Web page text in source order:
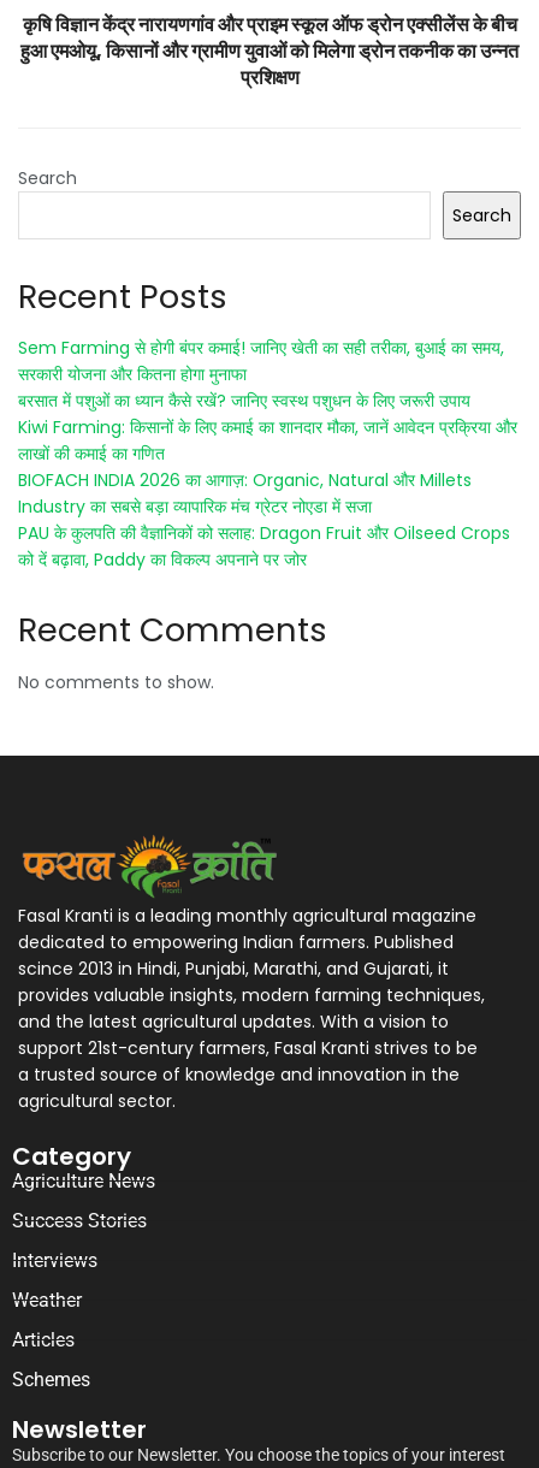
कृषि विज्ञान केंद्र नारायणगांव और प्राइम स्कूल ऑफ ड्रोन एक्सीलेंस के बीच
हुआ एमओयू, किसानों और ग्रामीण युवाओं को मिलेगा ड्रोन तकनीक का उन्नत
प्रशिक्षण
Search
Search
Recent Posts
Sem Farming से होगी बंपर कमाई! जानिए खेती का सही तरीका, बुआई का समय,
सरकारी योजना और कितना होगा मुनाफा
बरसात में पशुओं का ध्यान कैसे रखें? जानिए स्वस्थ पशुधन के लिए जरूरी उपाय
Kiwi Farming: किसानों के लिए कमाई का शानदार मौका, जानें आवेदन प्रक्रिया और
लाखों की कमाई का गणित
BIOFACH INDIA 2026 का आगाज़: Organic, Natural और Millets
Industry का सबसे बड़ा व्यापारिक मंच ग्रेटर नोएडा में सजा
PAU के कुलपति की वैज्ञानिकों को सलाह: Dragon Fruit और Oilseed Crops
को दें बढ़ावा, Paddy का विकल्प अपनाने पर जोर
Recent Comments
No comments to show.
Fasal Kranti is a leading monthly agricultural magazine
dedicated to empowering Indian farmers. Published
scince 2013 in Hindi, Punjabi, Marathi, and Gujarati, it
provides valuable insights, modern farming techniques,
and the latest agricultural updates. With a vision to
support 21st-century farmers, Fasal Kranti strives to be
a trusted source of knowledge and innovation in the
agricultural sector.
Category
Agriculture News
Success Stories
Interviews
Weather
Articles
Schemes
Newsletter
Subscribe to our Newsletter. You choose the topics of your interest